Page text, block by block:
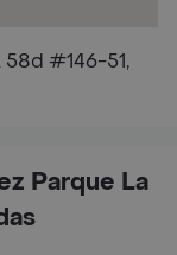
58d #146-51,
Parque La